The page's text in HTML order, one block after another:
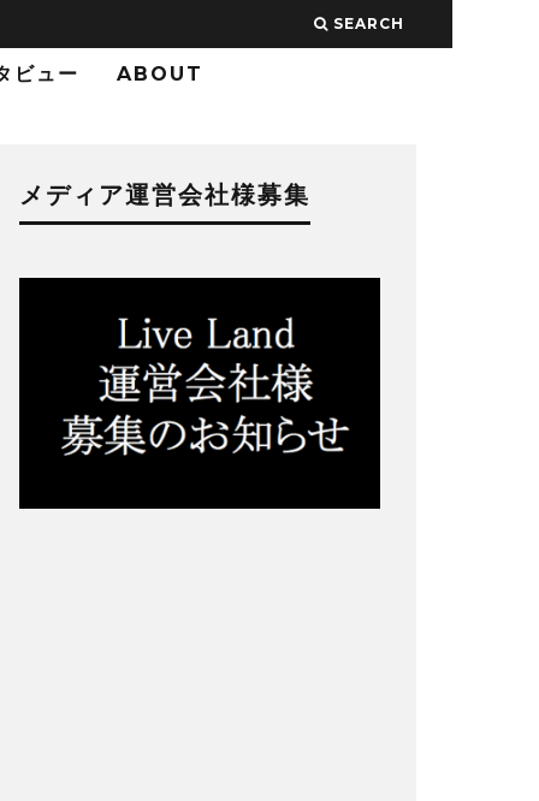
SEARCH
ビュー ABOUT
メディア運営会社様募集